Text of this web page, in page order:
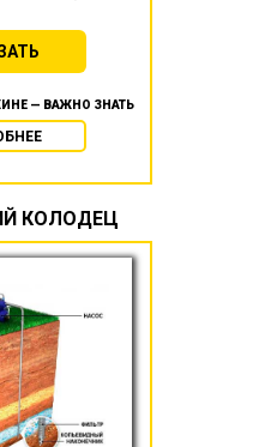
— ВАЖНО ЗНАТЬ
КОЛОДЕЦ